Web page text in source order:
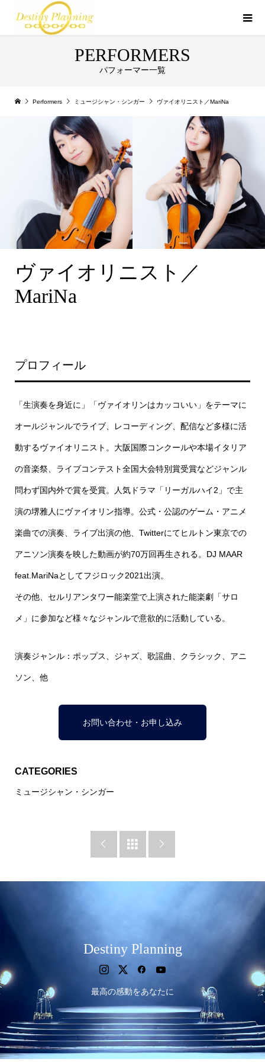
PERFORMERS
パフォーマー一覧
Performers ミュージシャン・シンガー ヴァイオリニスト／MariNa
ヴァイオリニスト／
MariNa
プロフィール
「生演奏を身近に」「ヴァイオリンはカッコいい」をテーマに
オールジャンルでライブ、レコーディング、配信など多様に活
動するヴァイオリニスト。大阪国際コンクールや本場イタリア
の音楽祭、ライブコンテスト全国大会特別賞受賞などジャンル
問わず国内外で賞を受賞。人気ドラマ「リーガルハイ2」で主
演の堺雅人にヴァイオリン指導。公式・公認のゲーム・アニメ
楽曲での演奏、ライブ出演の他、Twitterにてヒルトン東京での
アニソン演奏を映した動画が約70万回再生される。DJ MAAR
feat.MariNaとしてフジロック2021出演。
その他、セルリアンタワー能楽堂で上演された能楽劇「サロ
メ」に参加など様々なジャンルで意欲的に活動している。
演奏ジャンル：ポップス、ジャズ、歌謡曲、クラシック、アニ
ソン、他
お問い合わせ・お申し込み
CATEGORIES
ミュージシャン・シンガー
  
Destiny Planning
最高の感動をあなたに